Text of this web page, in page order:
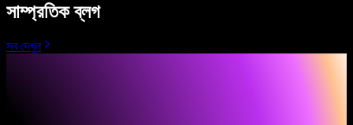
সাম্প্রতিক ব্লগ
সব দেখুন